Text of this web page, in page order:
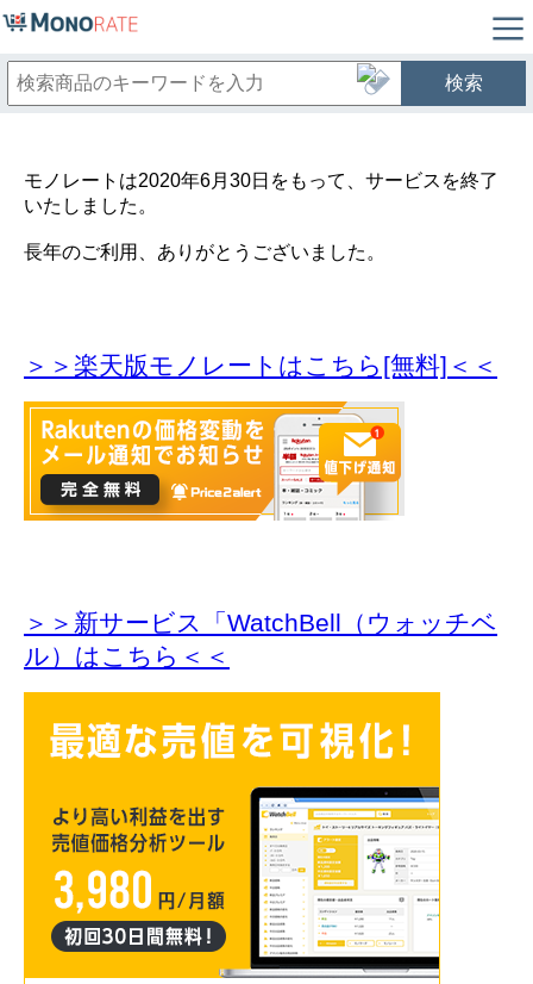
検索
モノレートは2020年6月30日をもって、サービスを終了
いたしました。
長年のご利用、ありがとうございました。
＞＞楽天版モノレートはこちら[無料]＜＜
＞＞新サービス「WatchBell（ウォッチベ
ル）はこちら＜＜